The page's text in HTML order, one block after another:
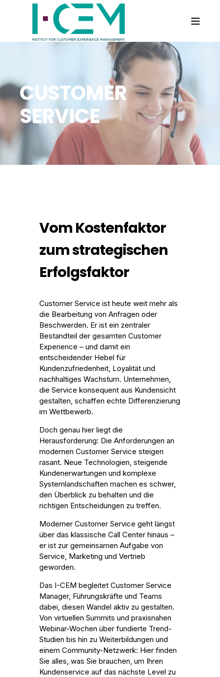
CUSTOMER
SERVICE
Vom Kostenfaktor
zum strategischen
Erfolgsfaktor
Customer Service ist heute weit mehr als
die Bearbeitung von Anfragen oder
Beschwerden. Er ist ein zentraler
Bestandteil der gesamten Customer
Experience – und damit ein
entscheidender Hebel für
Kundenzufriedenheit, Loyalität und
nachhaltiges Wachstum. Unternehmen,
die Service konsequent aus Kundensicht
gestalten, schaffen echte Differenzierung
im Wettbewerb.
Doch genau hier liegt die
Herausforderung: Die Anforderungen an
modernen Customer Service steigen
rasant. Neue Technologien, steigende
Kundenerwartungen und komplexe
Systemlandschaften machen es schwer,
den Überblick zu behalten und die
richtigen Entscheidungen zu treffen.
Moderner Customer Service geht längst
über das klassische Call Center hinaus –
er ist zur gemeinsamen Aufgabe von
Service, Marketing und Vertrieb
geworden.
Das I-CEM begleitet Customer Service
Manager, Führungskräfte und Teams
dabei, diesen Wandel aktiv zu gestalten.
Von virtuellen Summits und praxisnahen
Webinar-Wochen über fundierte Trend-
Studien bis hin zu Weiterbildungen und
einem Community-Netzwerk: Hier finden
Sie alles, was Sie brauchen, um Ihren
Kundenservice auf das nächste Level zu